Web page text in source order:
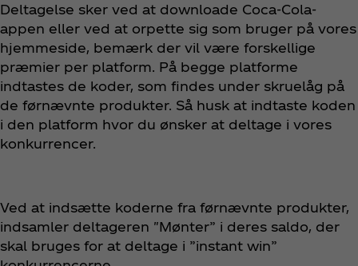
Deltagelse sker ved at downloade Coca‑Cola-
appen eller ved at orpette sig som bruger på vores
hjemmeside, bemærk der vil være forskellige
præmier per platform. På begge platforme
indtastes de koder, som findes under skruelåg på
de førnævnte produkter. Så husk at indtaste koden
i den platform hvor du ønsker at deltage i vores
konkurrencer.
Ved at indsætte koderne fra førnævnte produkter,
indsamler deltageren "Mønter” i deres saldo, der
skal bruges for at deltage i ”instant win”